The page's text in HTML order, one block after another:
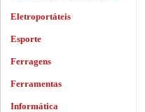
Eletroportáteis
Esporte
Ferragens
Ferramentas
Informática